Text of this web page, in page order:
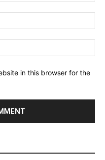
in this browser for the